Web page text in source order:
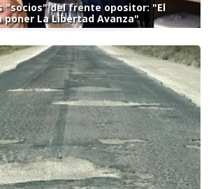
"socios" del frente opositor: "El
poner La Libertad Avanza"